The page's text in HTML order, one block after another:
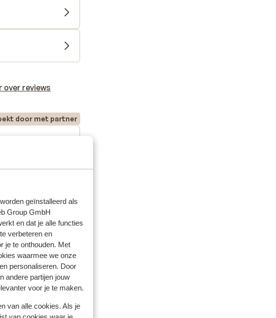
geïnstalleerd als
Group GmbH
en dat je alle functies
verbeteren en
je te onthouden. Met
waarmee we onze
personaliseren. Door
andere partijen jouw
voor je te maken.
van alle cookies. Als je
over reviews
door met partner
kamer was
het alleen
Lekker zwembad
van het
personeel is
en betaalbaar.
kamer was
het alleen
Lekker zwembad